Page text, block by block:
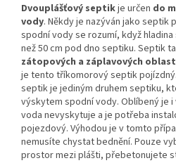
Dvouplášťový septikje určen do
vody. Někdy je nazýván jako septik
spodní vody se rozumí, když
než 50 cm pod dno septiku. Septik
zátopových a záplavových
je tento tříkomorový septik
septik je jediným druhem septiku,
výskytem spodní vody. Oblíbený je
voda nevyskytuje a je potřeba
pojezdový. Výhodou je v tomto
nemusíte chystat bednění. Pouze
prostor mezi plášti, přebetonujete